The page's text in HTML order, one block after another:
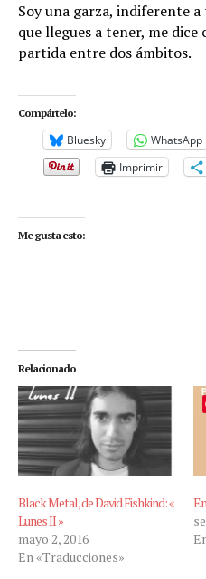
Soy una garza, indiferente
que llegues a tener, me dice
partida entre dos ámbitos.
Compártelo:
Bluesky WhatsApp
Imprimir
Me gusta esto:
Relacionado
Black Metal, de David Fishkind: «
Lunes II »
mayo 2, 2016
En «Traducciones»